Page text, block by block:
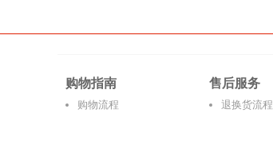
购物指南
购物流程
售后服务
退换货流程